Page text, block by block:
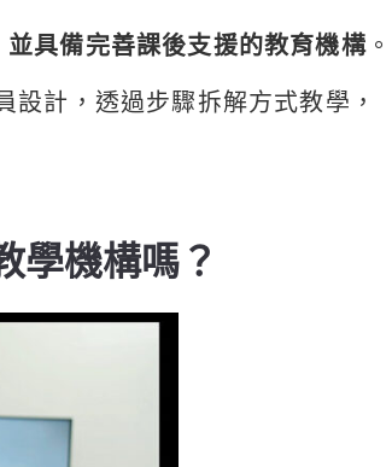
具備完善課後支援的教育機構。
設計，透過步驟拆解方式教學，
學機構嗎？